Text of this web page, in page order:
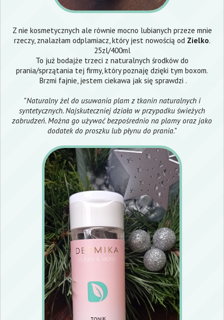
Z nie kosmetycznych ale równie mocno lubianych przeze mnie
rzeczy, znalazłam odplamiacz, który jest nowością od Zielko.
25zl/400ml
To już bodajże trzeci z naturalnych środków do
prania/sprzątania tej firmy, który poznaję dzięki tym boxom.
Brzmi fajnie, jestem ciekawa jak się sprawdzi .
"Naturalny żel do usuwania plam z tkanin naturalnych i
syntetycznych. Najskuteczniej działa w przypadku świeżych
zabrudzeń. Można go używać bezpośrednio na plamy oraz jako
dodatek do proszku lub płynu do prania."